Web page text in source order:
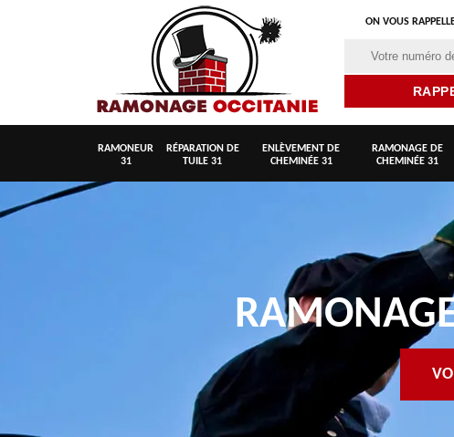
ON VOUS
RAMONEUR
31
RÉPARATION DE
TUILE 31
ENLÈVEMENT DE
CHEMINÉE 31
RAMONAGE DE
CHEMINÉE 31